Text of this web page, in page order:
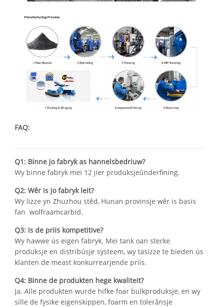
FAQ:
Q1: Binne jo fabryk as hannelsbedriuw?
Wy binne fabryk mei 12 jier produksjeûnderfining.
Q2: Wêr is jo fabryk leit?
Wy lizze yn Zhuzhou stêd, Hunan provinsje wêr is basis
fan wolfraamcarbid.
Q3: Is de priis kompetitive?
Wy hawwe ús eigen fabryk. Mei tank oan sterke
produksje en distribúsje systeem, wy tasizze te bieden ús
klanten de meast konkurrearjende priis.
Q4: Binne de produkten hege kwaliteit?
Ja. Alle produkten wurde hifke foar bulkproduksje, en wy
sille de fysike eigenskippen, foarm en tolerânsje